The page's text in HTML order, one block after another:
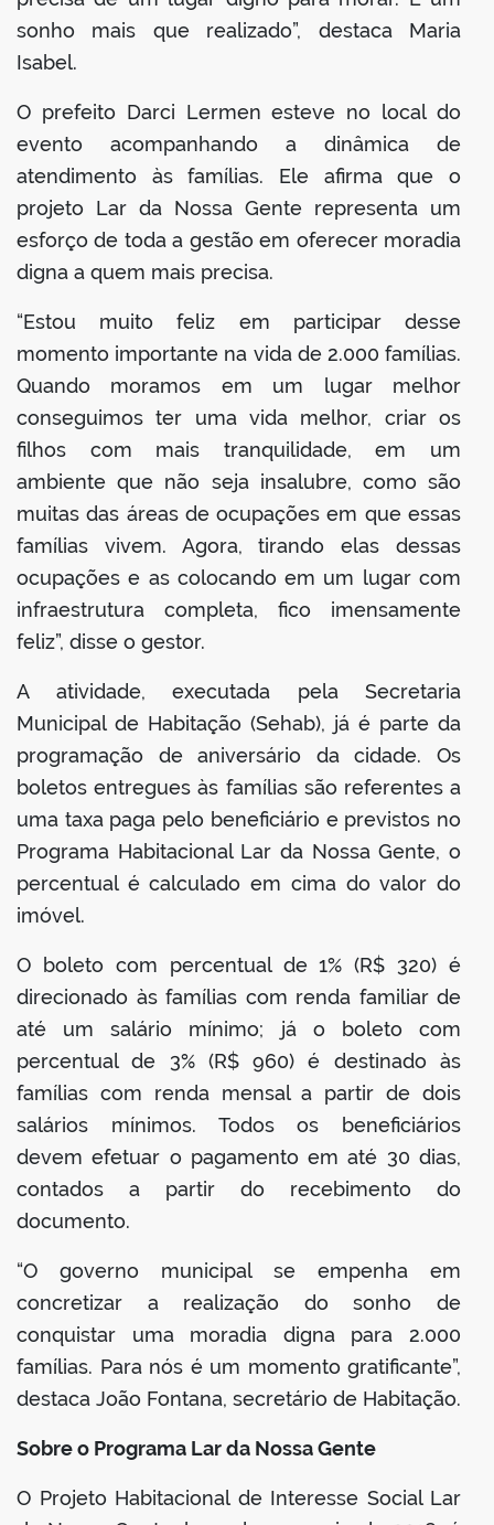
sonho mais que realizado”, destaca Maria
Isabel.
O prefeito Darci Lermen esteve no local do
evento acompanhando a dinâmica de
atendimento às famílias. Ele afirma que o
projeto Lar da Nossa Gente representa um
esforço de toda a gestão em oferecer moradia
digna a quem mais precisa.
“Estou muito feliz em participar desse
momento importante na vida de 2.000 famílias.
Quando moramos em um lugar melhor
conseguimos ter uma vida melhor, criar os
filhos com mais tranquilidade, em um
ambiente que não seja insalubre, como são
muitas das áreas de ocupações em que essas
famílias vivem. Agora, tirando elas dessas
ocupações e as colocando em um lugar com
infraestrutura completa, fico imensamente
feliz”, disse o gestor.
A atividade, executada pela Secretaria
Municipal de Habitação (Sehab), já é parte da
programação de aniversário da cidade. Os
boletos entregues às famílias são referentes a
uma taxa paga pelo beneficiário e previstos no
Programa Habitacional Lar da Nossa Gente, o
percentual é calculado em cima do valor do
imóvel.
O boleto com percentual de 1% (R$ 320) é
direcionado às famílias com renda familiar de
até um salário mínimo; já o boleto com
percentual de 3% (R$ 960) é destinado às
famílias com renda mensal a partir de dois
salários mínimos. Todos os beneficiários
devem efetuar o pagamento em até 30 dias,
contados a partir do recebimento do
documento.
“O governo municipal se empenha em
concretizar a realização do sonho de
conquistar uma moradia digna para 2.000
famílias. Para nós é um momento gratificante”,
destaca João Fontana, secretário de Habitação.
Sobre o Programa Lar da Nossa Gente
O Projeto Habitacional de Interesse Social Lar